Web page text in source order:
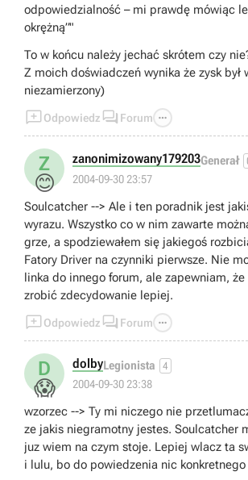
odpowiedzialność – mi prawdę mówiąc
okrężną”"
To w końcu należy jechać skrótem czy
Z moich doświadczeń wynika że zysk był
niezamierzony)
Odpowiedz  Forum 
Z
😊
zanonimizowany179203Generał
2004-09-30 23:57
Soulcatcher --> Ale i ten poradnik jest
wyrazu. Wszystko co w nim zawarte
grze, a spodziewałem się jakiegoś
Fatory Driver na czynniki pierwsze. Nie
linka do innego forum, ale zapewniam, że
zrobić zdecydowanie lepiej.
Odpowiedz  Forum 
D
😱
dolbyLegionista 4
2004-09-30 23:38
wzorzec --> Ty mi niczego nie
ze jakis niegramotny jestes. Soulcatcher
juz wiem na czym stoje. Lepiej wlacz ta
i lulu, bo do powiedzenia nic konkretnego